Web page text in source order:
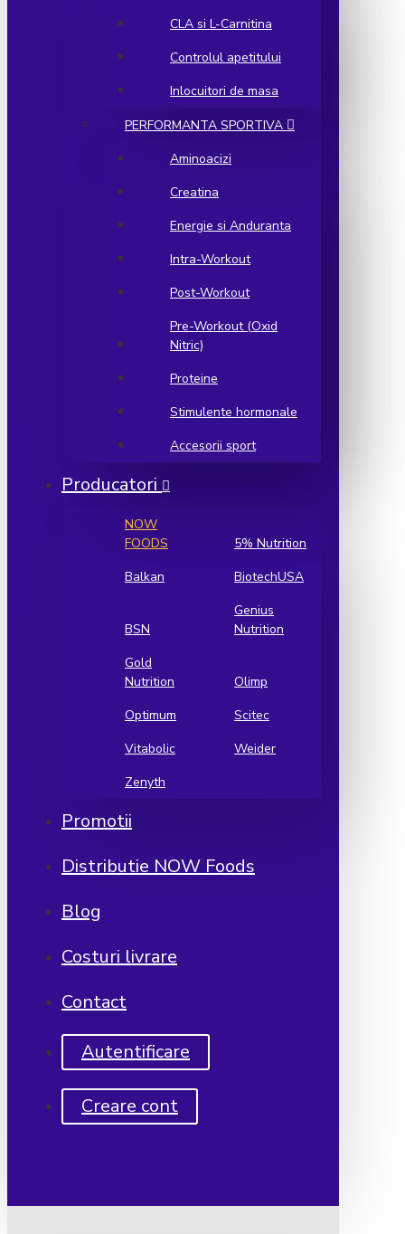
CLA si L-Carnitina
Controlul apetitului
Inlocuitori de masa
PERFORMANTA SPORTIVA
Aminoacizi
Creatina
Energie si Anduranta
Intra-Workout
Post-Workout
Pre-Workout (Oxid
Nitric)
Proteine
Stimulente hormonale
Accesorii sport
Producatori
NOW
FOODS
5% Nutrition
Balkan
BiotechUSA
BSN
Genius
Nutrition
Gold
Nutrition
Olimp
Optimum
Scitec
Vitabolic
Weider
Zenyth
Promotii
Distributie NOW Foods
Blog
Costuri livrare
Contact
Autentificare
Creare cont